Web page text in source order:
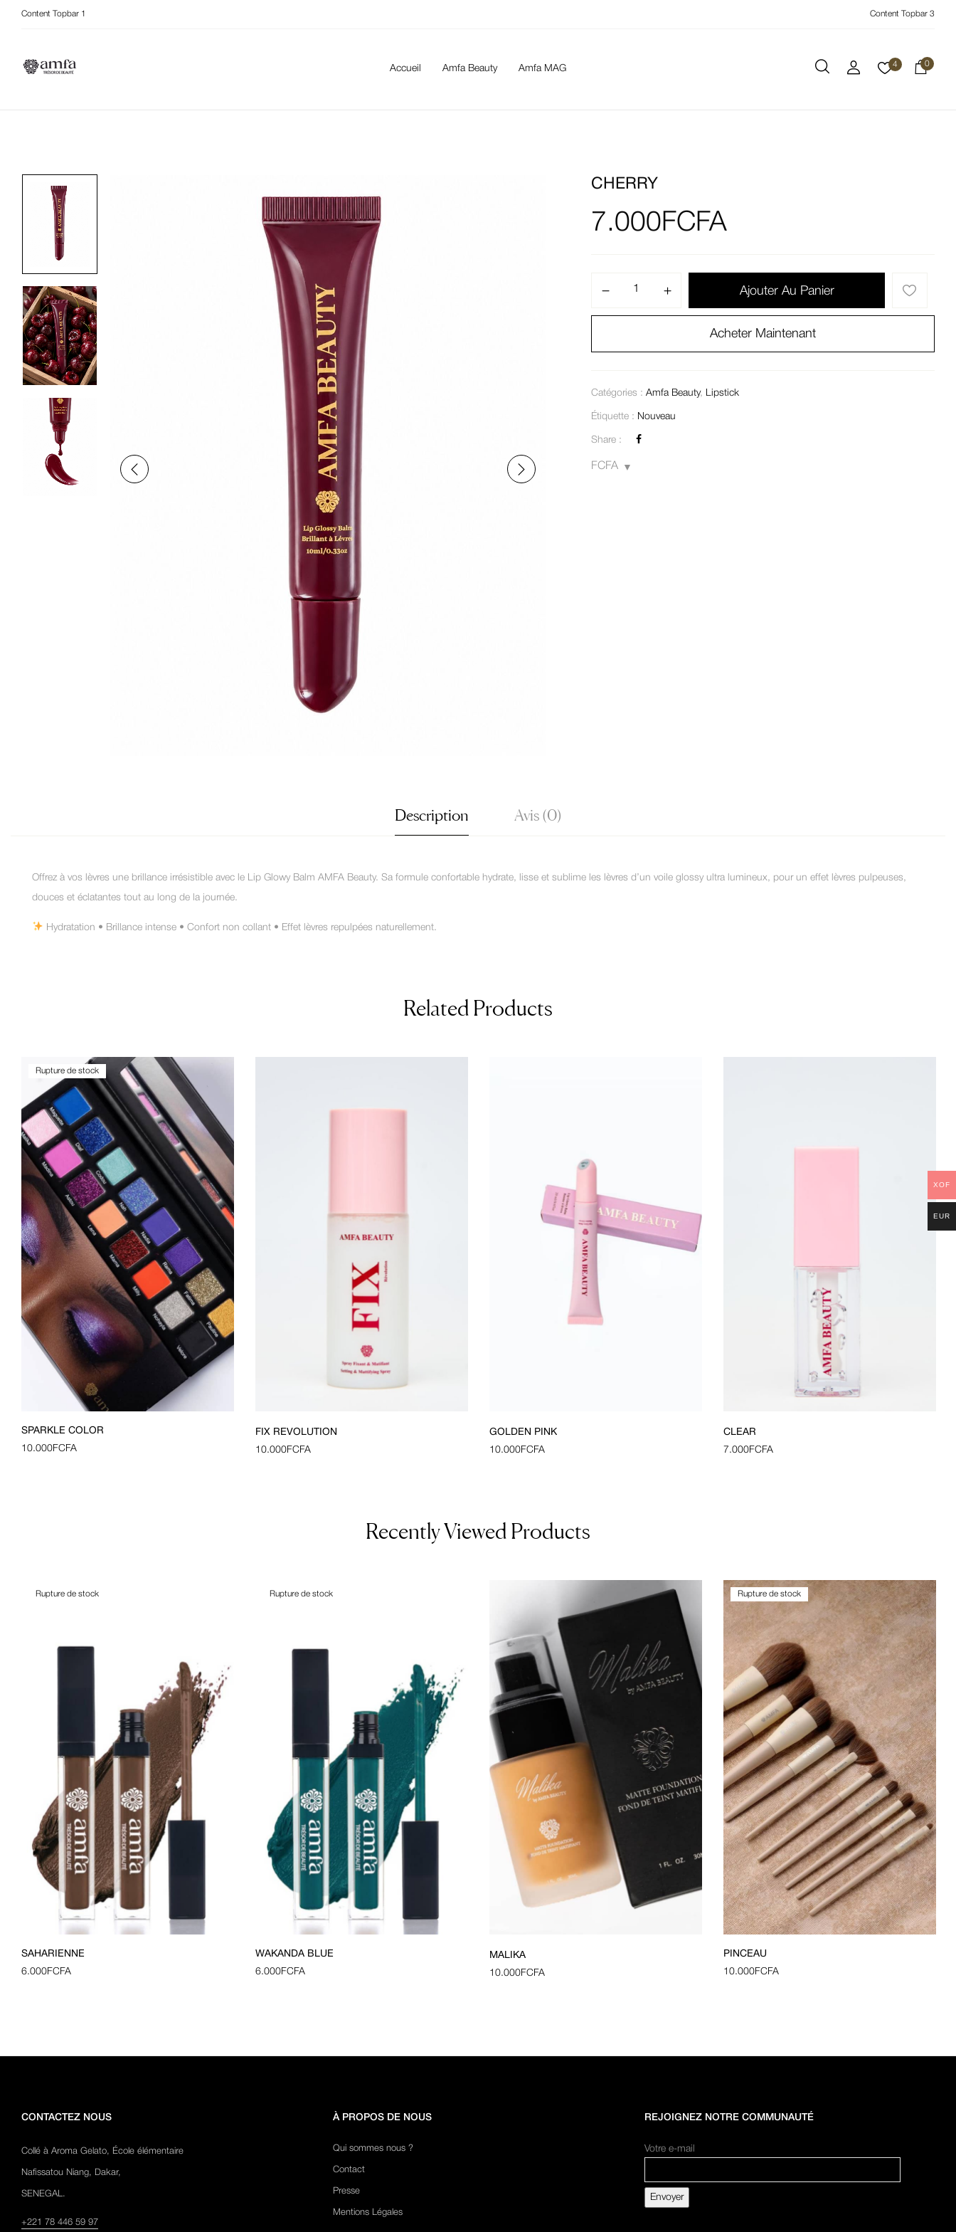
Content Topbar 1 Content Topbar 3
Accueil Amfa Beauty Amfa MAG 4 0
CHERRY
7.000FCFA
Ajouter Au Panier
Acheter Maintenant
Catégories :Amfa Beauty, Lipstick
Étiquette : Nouveau
Share :
FCFA
Description Avis (0)
Offrez à vos lèvres une brillance irrésistible avec le Lip Glowy Balm AMFA Beauty. Sa formule confortable hydrate, lisse et sublime les lèvres d’un voile glossy ultra lumineux, pour un effet lèvres pulpeuses,
douces et éclatantes tout au long de la journée.
Hydratation • Brillance intense • Confort non collant • Effet lèvres repulpées naturellement.
Related Products
Rupture de stock
SPARKLE COLOR
10.000FCFA
FIX REVOLUTION
10.000FCFA
GOLDEN PINK
10.000FCFA
CLEAR
7.000FCFA
Recently Viewed Products
Rupture de stock
SAHARIENNE
6.000FCFA
Rupture de stock
WAKANDA BLUE
6.000FCFA
MALIKA
10.000FCFA
Rupture de stock
PINCEAU
10.000FCFA
CONTACTEZ NOUS
Collé à Aroma Gelato, École élémentaire
Nafissatou Niang, Dakar,
SENEGAL.
+221 78 446 59 97
À PROPOS DE NOUS
Qui sommes nous ?
Contact
Presse
Mentions Légales
REJOIGNEZ NOTRE COMMUNAUTÉ
Votre e-mail
XOF
EUR